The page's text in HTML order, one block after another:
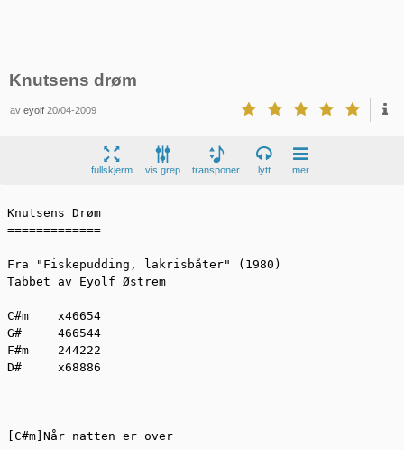
Knutsens drøm
aveyolf 20/04-2009
fullskjerm vis grep transponer lytt mer
Knutsens Drøm
=============
Fra "Fiskepudding, lakrisbåter" (1980)
Tabbet av Eyolf Østrem
C#m    x46654
G#     466544
F#m    244222
D#     x68886
[C#m]Når natten er over